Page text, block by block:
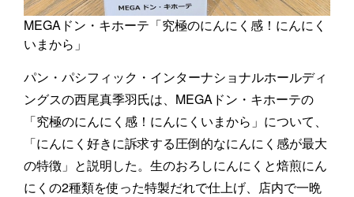
MEGAドン・キホーテ「究極のにんにく感！にんにく
いまから」
パン・パシフィック・インターナショナルホールディ
ングスの西尾真季羽氏は、MEGAドン・キホーテの
「究極のにんにく感！にんにくいまから」について、
「にんにく好きに訴求する圧倒的なにんにく感が最大
の特徴」と説明した。生のおろしにんにくと焙煎にん
にくの2種類を使った特製だれで仕上げ、店内で一晩